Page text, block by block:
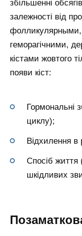
збільшенні
залежності від
геморагічними,
кістами жовтого
появи кіст:
Гормональні
циклу);
Відхилення в
Спосіб життя
шкідливих